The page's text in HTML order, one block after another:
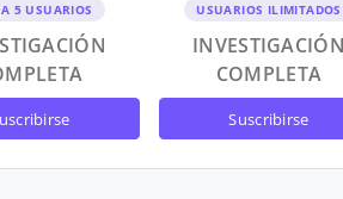
5 USUARIOS
suscribirse
USUARIOS ILIMITADOS
COMPLETA
suscribirse